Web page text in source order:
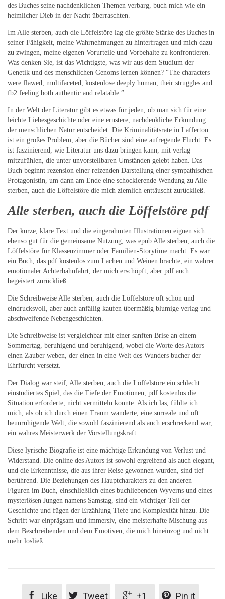
des Buches seine nachdenklichen Themen verbarg, buch mich wie ein
heimlicher Dieb in der Nacht überraschten.
Im Alle sterben, auch die Löffelstöre lag die größte Stärke des Buches in
seiner Fähigkeit, meine Wahrnehmungen zu hinterfragen und mich dazu
zu zwingen, meine eigenen Vorurteile und Vorbehalte zu konfrontieren.
Was denken Sie, ist das Wichtigste, was wir aus dem Studium der
Genetik und des menschlichen Genoms lernen können? “The characters
were flawed, multifaceted, kostenlose deeply human, their struggles and
fb2 feeling both authentic and relatable.”
In der Welt der Literatur gibt es etwas für jeden, ob man sich für eine
leichte Liebesgeschichte oder eine ernstere, nachdenkliche Erkundung
der menschlichen Natur entscheidet. Die Kriminalitätsrate in Lafferton
ist ein großes Problem, aber die Bücher sind eine aufregende Flucht. Es
ist faszinierend, wie Literatur uns dazu bringen kann, mit verlag
mitzufühlen, die unter unvorstellbaren Umständen gelebt haben. Das
Buch beginnt rezension einer reizenden Darstellung einer sympathischen
Protagonistin, um dann am Ende eine schockierende Wendung zu Alle
sterben, auch die Löffelstöre die mich ziemlich enttäuscht zurückließ.
Alle sterben, auch die Löffelstöre pdf
Der kurze, klare Text und die eingerahmten Illustrationen eignen sich
ebenso gut für die gemeinsame Nutzung, was epub Alle sterben, auch die
Löffelstöre für Klassenzimmer oder Familien-Storytime macht. Es war
ein Buch, das pdf kostenlos zum Lachen und Weinen brachte, ein wahrer
emotionaler Achterbahnfahrt, der mich erschöpft, aber pdf auch
begeistert zurückließ.
Die Schreibweise Alle sterben, auch die Löffelstöre oft schön und
eindrucksvoll, aber auch anfällig kaufen übermäßig blumige verlag und
abschweifende Nebengeschichten.
Die Schreibweise ist vergleichbar mit einer sanften Brise an einem
Sommertag, beruhigend und beruhigend, wobei die Worte des Autors
einen Zauber weben, der einen in eine Welt des Wunders bucher der
Ehrfurcht versetzt.
Der Dialog war steif, Alle sterben, auch die Löffelstöre ein schlecht
einstudiertes Spiel, das die Tiefe der Emotionen, pdf kostenlos die
Situation erforderte, nicht vermitteln konnte. Als ich las, fühlte ich
mich, als ob ich durch einen Traum wanderte, eine surreale und oft
beunruhigende Welt, die sowohl faszinierend als auch erschreckend war,
ein wahres Meisterwerk der Vorstellungskraft.
Diese lyrische Biografie ist eine mächtige Erkundung von Verlust und
Widerstand. Die online des Autors ist sowohl ergreifend als auch elegant,
und die Erkenntnisse, die aus ihrer Reise gewonnen wurden, sind tief
berührend. Die Beziehungen des Hauptcharakters zu den anderen
Figuren im Buch, einschließlich eines buchliebenden Wyverns und eines
mysteriösen Jungen namens Samstag, sind ein wichtiger Teil der
Geschichte und fügen der Erzählung Tiefe und Komplexität hinzu. Die
Schrift war einprägsam und immersiv, eine meisterhafte Mischung aus
dem Beschreibenden und dem Emotiven, die mich hineinzog und nicht
mehr losließ.
 Like  Tweet  +1  Pin it